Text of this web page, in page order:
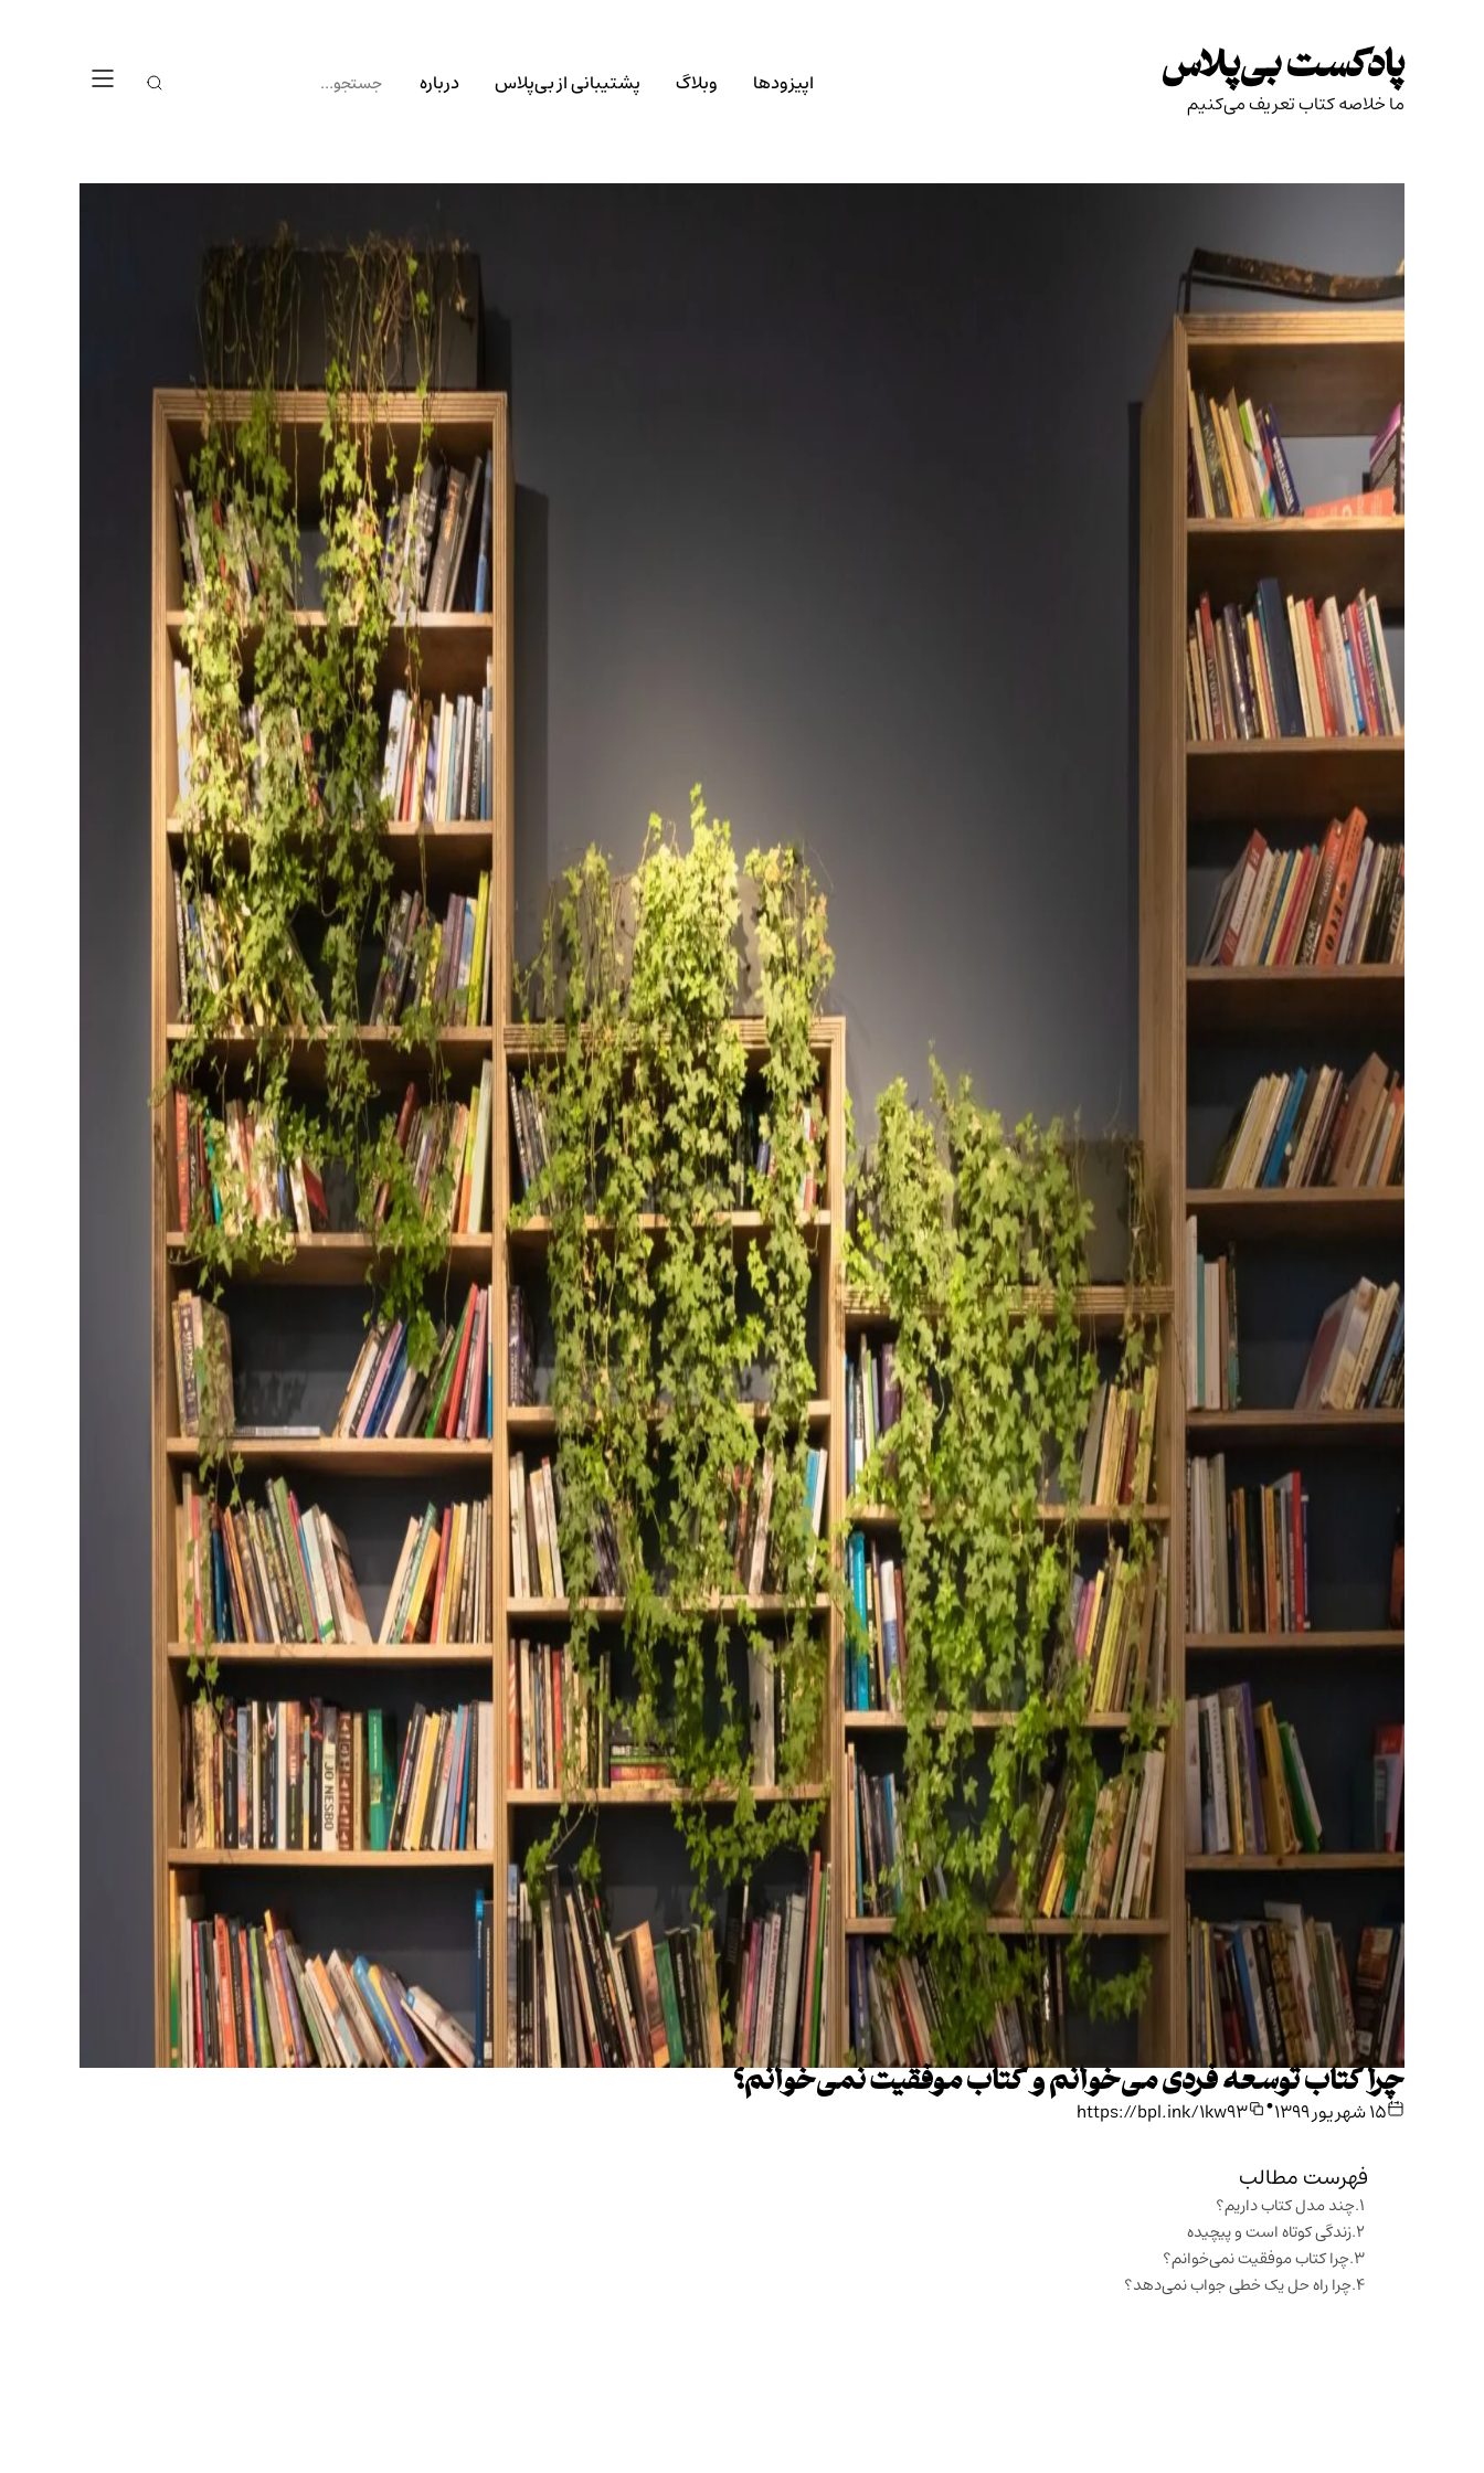
to
content
پادکست بی‌پلاس
ما خلاصه کتاب تعریف می‌کنیم
اپیزودها وبلاگ پشتیبانی از بی‌پلاس درباره
چرا کتاب توسعه‌ فردی می‌خوانم و کتاب موفقیت نمی‌خوانم؟
۱۵ شهریور ۱۳۹۹ •
https://bpl.ink/1kw93
فهرست مطالب
چند مدل کتاب داریم؟
زندگی کوتاه است و پیچیده
چرا کتاب موفقیت نمی‌خوانم؟
چرا راه حل یک خطی جواب نمی‌دهد؟